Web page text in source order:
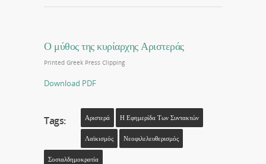
Ο μύθος της κυρίαρχης Αριστεράς
Printed Greek Press Clipping
Download PDF
Tags: Αριστερά Η Εφημερίδα Των Συντακτών
Λαϊκισμός Νεοφιλελευθερισμός
Σοσιαλδημοκρατία